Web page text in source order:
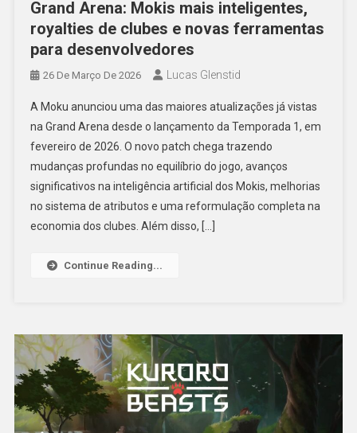
Grand Arena: Mokis mais inteligentes,
royalties de clubes e novas ferramentas
para desenvolvedores
26 De Março De 2026 Lucas Glenstid
A Moku anunciou uma das maiores atualizações já vistas
na Grand Arena desde o lançamento da Temporada 1, em
fevereiro de 2026. O novo patch chega trazendo
mudanças profundas no equilíbrio do jogo, avanços
significativos na inteligência artificial dos Mokis, melhorias
no sistema de atributos e uma reformulação completa na
economia dos clubes. Além disso, […]
Continue Reading...